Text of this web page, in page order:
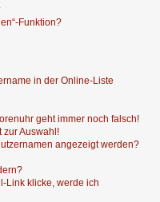
Funktion?
in der Online-Liste
geht immer noch falsch!
zur Auswahl!
angezeigt werden?
Link klicke, werde ich